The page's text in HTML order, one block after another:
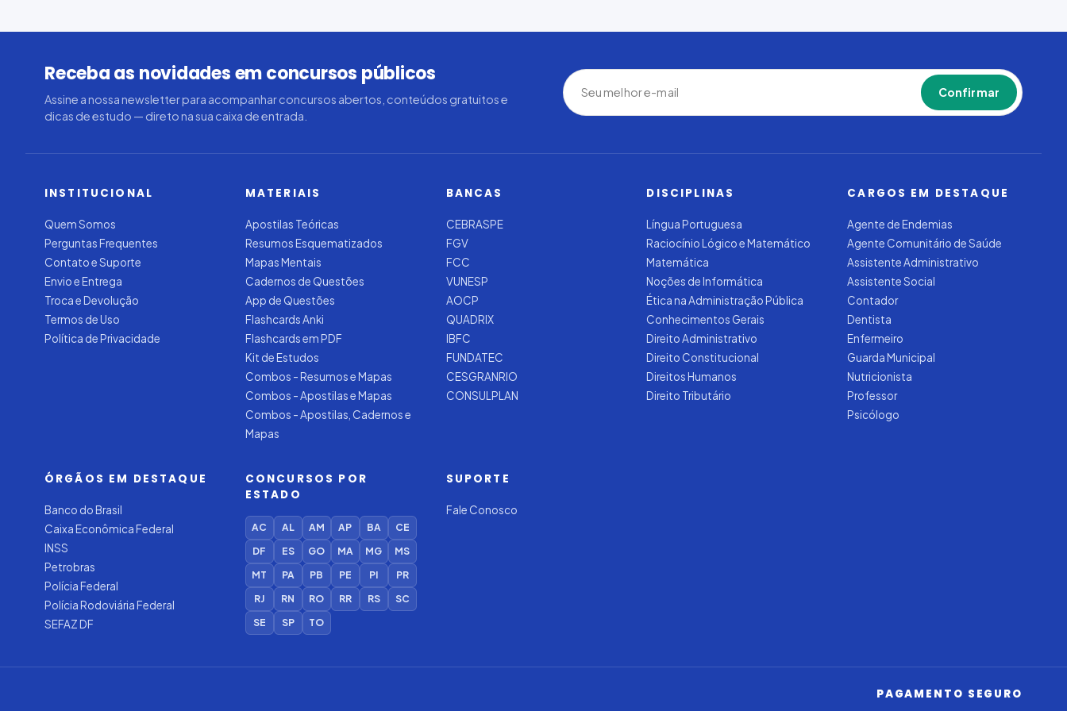
Receba as novidades em concursos públicos
Assine a nossa newsletter para acompanhar concursos abertos, conteúdos gratuitos e
dicas de estudo — direto na sua caixa de entrada.
Confirmar
INSTITUCIONAL
Quem Somos
Perguntas Frequentes
Contato e Suporte
Envio e Entrega
Troca e Devolução
Termos de Uso
Política de Privacidade
MATERIAIS
Apostilas Teóricas
Resumos Esquematizados
Mapas Mentais
Cadernos de Questões
App de Questões
Flashcards Anki
Flashcards em PDF
Kit de Estudos
Combos - Resumos e Mapas
Combos - Apostilas e Mapas
Combos - Apostilas, Cadernos e
Mapas
BANCAS
CEBRASPE
FGV
FCC
VUNESP
AOCP
QUADRIX
IBFC
FUNDATEC
CESGRANRIO
CONSULPLAN
DISCIPLINAS
Língua Portuguesa
Raciocínio Lógico e Matemático
Matemática
Noções de Informática
Ética na Administração Pública
Conhecimentos Gerais
Direito Administrativo
Direito Constitucional
Direitos Humanos
Direito Tributário
CARGOS EM DESTAQUE
Agente de Endemias
Agente Comunitário de Saúde
Assistente Administrativo
Assistente Social
Contador
Dentista
Enfermeiro
Guarda Municipal
Nutricionista
Professor
Psicólogo
ÓRGÃOS EM DESTAQUE
Banco do Brasil
Caixa Econômica Federal
INSS
Petrobras
Polícia Federal
Polícia Rodoviária Federal
SEFAZ DF
CONCURSOS POR
ESTADO
AC AL AM AP BA
CE
DF
ES GO MA MG
MS
MT
PA PB PE PI
PR
RJ
RN RO RR RS
SC
SE
SP TO
SUPORTE
Fale Conosco
PAGAMENTO SEGURO